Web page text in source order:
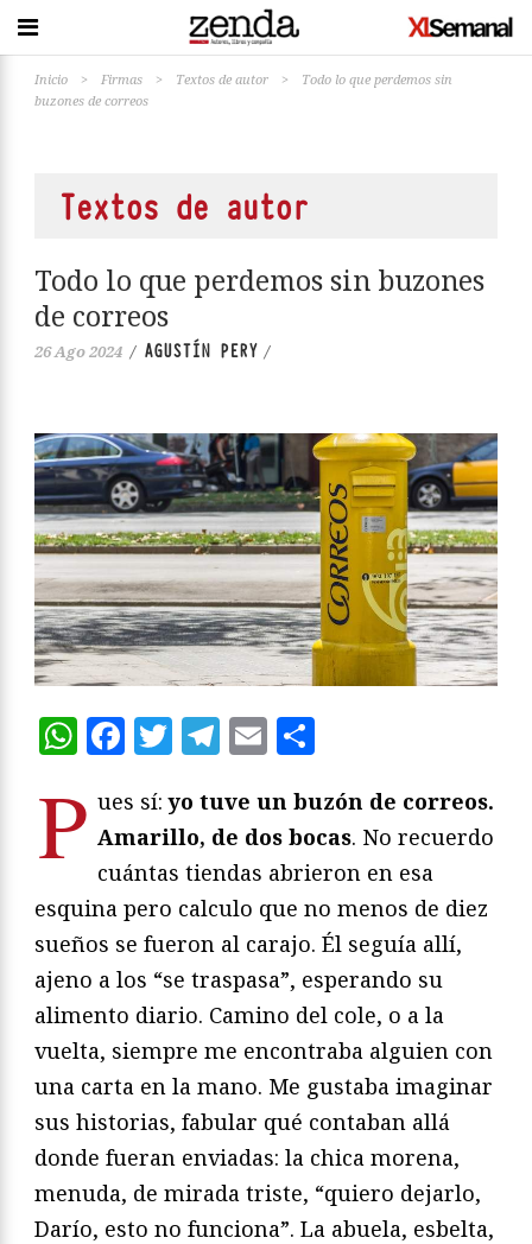
Inicio > Firmas > Textos de autor >
Todo lo que perdemos sin
buzones de correos
Textos de autor
Todo lo que perdemos sin buzones
de correos
26 Ago 2024 / AGUSTÍN PERY /
WhatsApp
Facebook
Twitter
Telegram
Email
P ues sí:yo tuve un buzón de correos.
Amarillo, de dos bocas. No recuerdo
cuántas tiendas abrieron en esa
esquina pero calculo que no menos de diez
sueños se fueron al carajo. Él seguía allí,
ajeno a los “se traspasa”, esperando su
alimento diario. Camino del cole, o a la
vuelta, siempre me encontraba alguien con
una carta en la mano. Me gustaba imaginar
sus historias, fabular qué contaban allá
donde fueran enviadas: la chica morena,
menuda, de mirada triste, “quiero dejarlo,
Darío, esto no funciona”. La abuela, esbelta,